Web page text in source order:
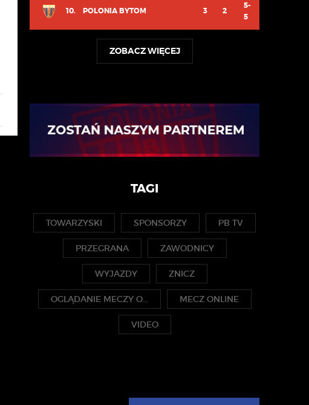
10. POLONIA BYTOM 3 2
5-
5
ZOBACZ WIĘCEJ
TAGI
TOWARZYSKI SPONSORZY PB TV
PRZEGRANA ZAWODNICY
WYJAZDY ZNICZ
OGLĄDANIE MECZY O... MECZ ONLINE
VIDEO